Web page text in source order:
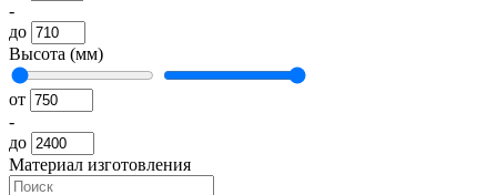
-
до
Высота (мм)
от
-
до
Материал изготовления